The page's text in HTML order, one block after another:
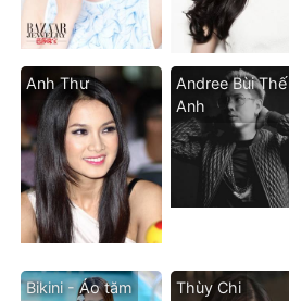
Anh Thư
Andree Bùi Thế
Anh
Bikini - Áo tăm Thùy Chi